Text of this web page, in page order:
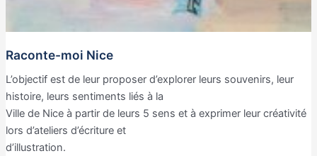
Raconte-moi Nice
L’objectif est de leur proposer d’explorer leurs souvenirs, leur
histoire, leurs sentiments liés à la
Ville de Nice à partir de leurs 5 sens et à exprimer leur créativité
lors d’ateliers d’écriture et
d’illustration.